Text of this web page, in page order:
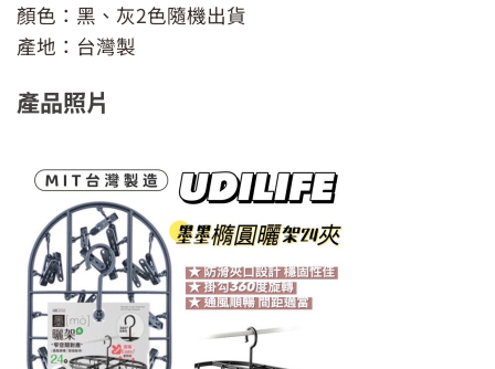
顏色：黑、灰2色隨機出貨
產地：台灣製
產品照片